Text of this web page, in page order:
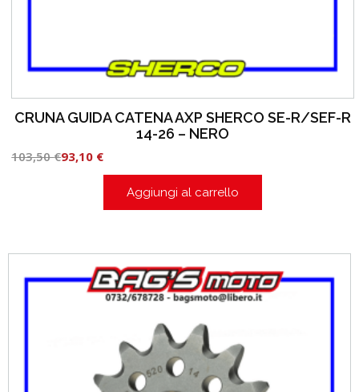
CRUNA GUIDA CATENA AXP SHERCO SE-R/SEF-R
14-26 – NERO
103,50€93,10 €
Aggiungi al carrello